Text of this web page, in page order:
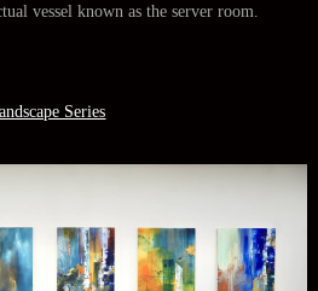
vessel known as the server room.
Series